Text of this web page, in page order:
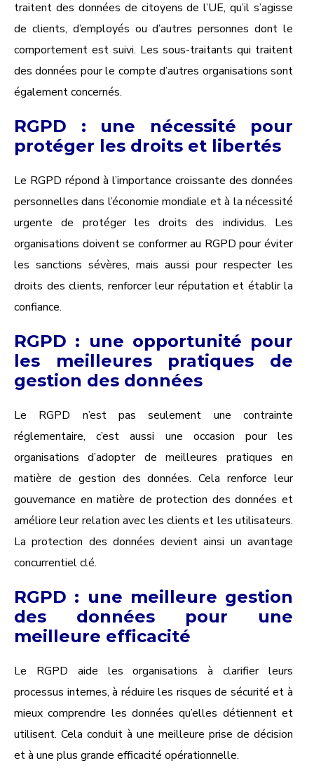
traitent des données de citoyens de l’UE, qu’il s’agisse
de clients, d’employés ou d’autres personnes dont le
comportement est suivi. Les sous-traitants qui traitent
des données pour le compte d’autres organisations sont
également concernés.
RGPD : une nécessité pour
protéger les droits et libertés
Le RGPD répond à l’importance croissante des données
personnelles dans l’économie mondiale et à la nécessité
urgente de protéger les droits des individus. Les
organisations doivent se conformer au RGPD pour éviter
les sanctions sévères, mais aussi pour respecter les
droits des clients, renforcer leur réputation et établir la
confiance.
RGPD : une opportunité pour
les meilleures pratiques de
gestion des données
Le RGPD n’est pas seulement une contrainte
réglementaire, c’est aussi une occasion pour les
organisations d’adopter de meilleures pratiques en
matière de gestion des données. Cela renforce leur
gouvernance en matière de protection des données et
améliore leur relation avec les clients et les utilisateurs.
La protection des données devient ainsi un avantage
concurrentiel clé.
RGPD : une meilleure gestion
des données pour une
meilleure efficacité
Le RGPD aide les organisations à clarifier leurs
processus internes, à réduire les risques de sécurité et à
mieux comprendre les données qu’elles détiennent et
utilisent. Cela conduit à une meilleure prise de décision
et à une plus grande efficacité opérationnelle.